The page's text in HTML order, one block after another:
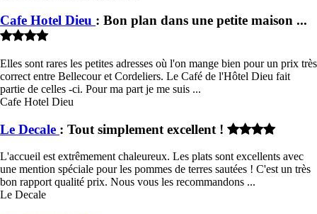
Cafe Hotel Dieu : Bon plan dans une petite maison ...
Elles sont rares les petites adresses où l'on mange bien pour un prix très
correct entre Bellecour et Cordeliers. Le Café de l'Hôtel Dieu fait
partie de celles -ci. Pour ma part je me suis ...
Cafe Hotel Dieu
Le Decale : Tout simplement excellent !
L'accueil est extrêmement chaleureux. Les plats sont excellents avec
une mention spéciale pour les pommes de terres sautées ! C'est un très
bon rapport qualité prix. Nous vous les recommandons ...
Le Decale